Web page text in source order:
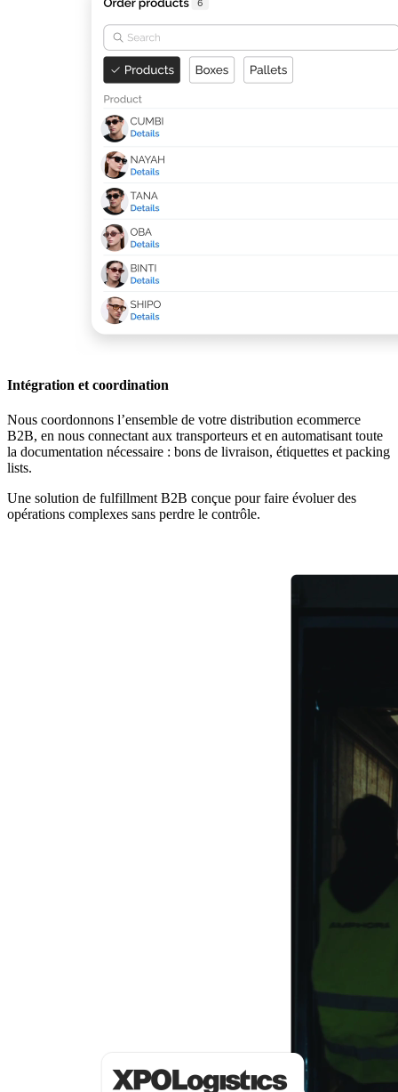
Intégration et coordination
Nous coordonnons l’ensemble de votre distribution ecommerce
B2B, en nous connectant aux transporteurs et en automatisant toute
la documentation nécessaire : bons de livraison, étiquettes et packing
lists.
Une solution de fulfillment B2B conçue pour faire évoluer des
opérations complexes sans perdre le contrôle.